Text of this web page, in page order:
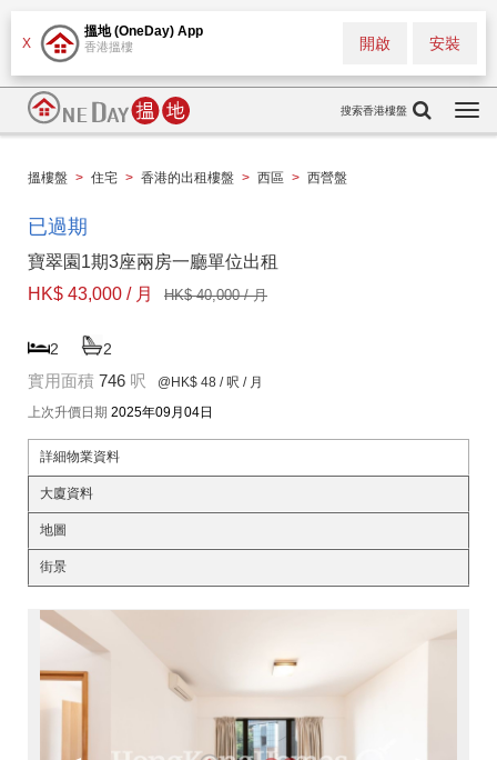
X
搵地 (OneDay) App
香港搵樓 安裝
開啟
搜索香港樓盤
搵樓盤 > 住宅 > 香港的出租樓盤 > 西區 > 西營盤
已過期
寶翠園1期3座兩房一廳單位出租
HK$ 43,000 / 月
HK$ 40,000 / 月
2 2
實用面積 746 呎 @HK$ 48 / 呎 / 月
上次升價日期 2025年09月04日
詳細物業資料
大廈資料
地圖
街景